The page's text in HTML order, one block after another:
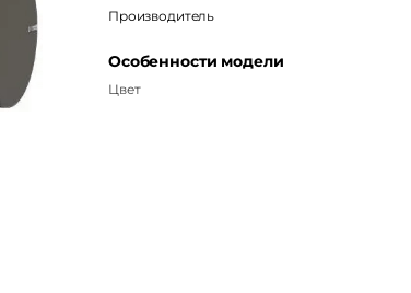
Производитель
Особенности модели
Цвет